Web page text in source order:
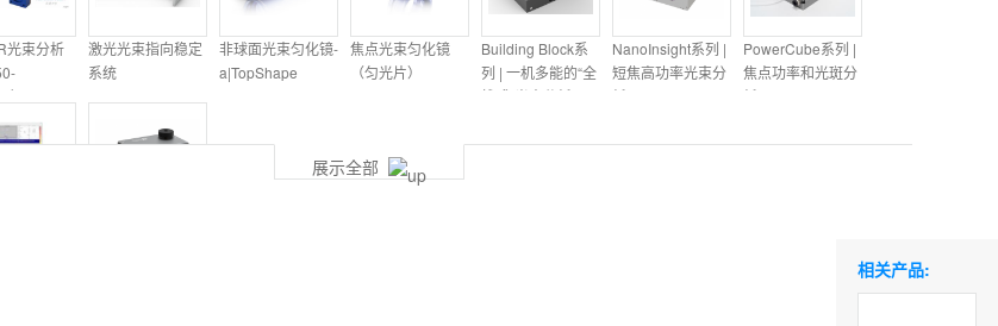
光束分析
）-
系列
激光光束指向稳定
系统
非球面光束匀化镜-
a|TopShape
焦点光束匀化镜
（匀光片）
Building Block系
列 | 一机多能的“全
栈式”光束分析仪
NanoInsight系列 |
短焦高功率光束分
析仪
PowerCube系列 |
焦点功率和光斑分
析仪
展示全部
相关产品: